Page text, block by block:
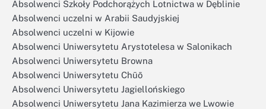
Absolwenci Szkoły Podchorążych Lotnictwa w Dęblinie
Absolwenci uczelni w Arabii Saudyjskiej
Absolwenci uczelni w Kijowie
Absolwenci Uniwersytetu Arystotelesa w Salonikach
Absolwenci Uniwersytetu Browna
Absolwenci Uniwersytetu Chūō
Absolwenci Uniwersytetu Jagiellońskiego
Absolwenci Uniwersytetu Jana Kazimierza we Lwowie